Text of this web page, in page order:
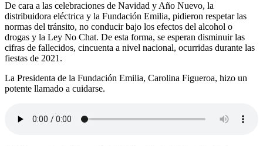
De cara a las celebraciones de Navidad y Año Nuevo, la
distribuidora eléctrica y la Fundación Emilia, pidieron respetar las
normas del tránsito, no conducir bajo los efectos del alcohol o
drogas y la Ley No Chat. De esta forma, se esperan disminuir las
cifras de fallecidos, cincuenta a nivel nacional, ocurridas durante las
fiestas de 2021.
La Presidenta de la Fundación Emilia, Carolina Figueroa, hizo un
potente llamado a cuidarse.